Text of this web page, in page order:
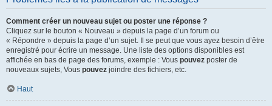
Comment créer un nouveau sujet ou poster une réponse ?
Cliquez sur le bouton « Nouveau » depuis la page d’un forum ou
« Répondre » depuis la page d’un sujet. Il se peut que vous ayez besoin d’être
enregistré pour écrire un message. Une liste des options disponibles est
affichée en bas de page des forums, exemple : Vous pouvez poster de
nouveaux sujets, Vous pouvez joindre des fichiers, etc.
Haut